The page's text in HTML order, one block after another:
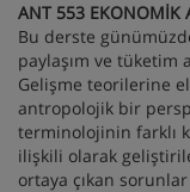
ANT 553 EKONOMİK
Bu derste
paylaşım ve tüketim
Gelişme teorilerine
antropolojik bir
terminolojinin farklı
ilişkili olarak
ortaya çıkan